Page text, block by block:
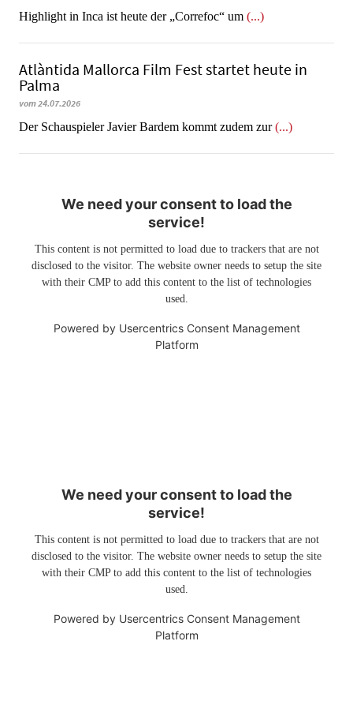
Highlight in Inca ist heute der „Correfoc“ um (...)
Atlàntida Mallorca Film Fest startet heute in
Palma
vom 24.07.2026
Der Schauspieler Javier Bardem kommt zudem zur(...)
We need your consent to load the
service!
This content is not permitted to load due to trackers that are not
disclosed to the visitor. The website owner needs to setup the site
with their CMP to add this content to the list of technologies
used.
Powered by Usercentrics Consent Management
Platform
We need your consent to load the
service!
This content is not permitted to load due to trackers that are not
disclosed to the visitor. The website owner needs to setup the site
with their CMP to add this content to the list of technologies
used.
Powered by Usercentrics Consent Management
Platform